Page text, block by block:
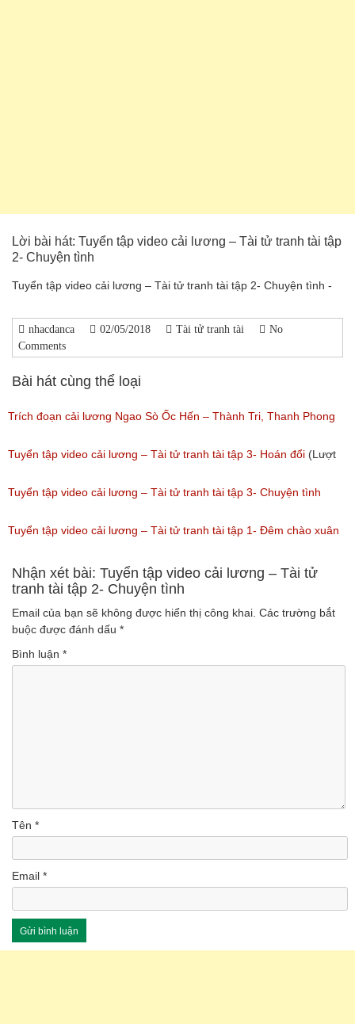
Lời bài hát: Tuyển tập video cải lương – Tài tử tranh tài tập
2- Chuyện tình
Tuyển tập video cải lương – Tài tử tranh tài tập 2- Chuyện tình -
nhacdanca 02/05/2018 Tài tử tranh tài
No
Comments
Bài hát cùng thể loại
Trích đoạn cải lương Ngao Sò Ốc Hến – Thành Tri, Thanh Phong
(Lượt nghe: 52)
Tuyển tập video cải lương – Tài tử tranh tài tập 3- Hoán đổi (Lượt
nghe: 19)
Tuyển tập video cải lương – Tài tử tranh tài tập 3- Chuyện tình
(Lượt nghe: 16)
Tuyển tập video cải lương – Tài tử tranh tài tập 1- Đêm chào xuân
(Lượt nghe: 53)
Nhận xét bài: Tuyển tập video cải lương – Tài tử
tranh tài tập 2- Chuyện tình
Email của bạn sẽ không được hiển thị công khai. Các trường bắt
buộc được đánh dấu *
Bình luận *
Tên *
Email *